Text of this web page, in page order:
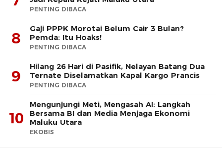
PENTING DIBACA
8
Gaji PPPK Morotai Belum Cair 3 Bulan?
Pemda: Itu Hoaks!
PENTING DIBACA
9
Hilang 26 Hari di Pasifik, Nelayan Batang Dua
Ternate Diselamatkan Kapal Kargo Prancis
PENTING DIBACA
10
Mengunjungi Meti, Mengasah AI: Langkah
Bersama BI dan Media Menjaga Ekonomi
Maluku Utara
EKOBIS